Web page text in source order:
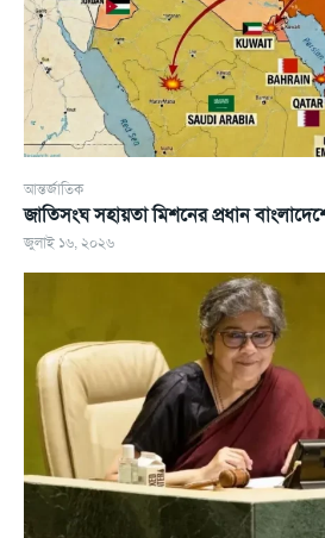
আন্তর্জাতিক
জাতিসংঘ সহায়তা মিশনের প্রধান
জুলাই ১৬, ২০২৬